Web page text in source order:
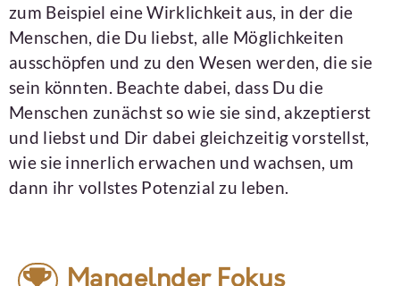
zum Beispiel eine Wirklichkeit aus, in der die
Menschen, die Du liebst, alle Möglichkeiten
ausschöpfen und zu den Wesen werden, die sie
sein könnten. Beachte dabei, dass Du die
Menschen zunächst so wie sie sind, akzeptierst
und liebst und Dir dabei gleichzeitig vorstellst,
wie sie innerlich erwachen und wachsen, um
dann ihr vollstes Potenzial zu leben.